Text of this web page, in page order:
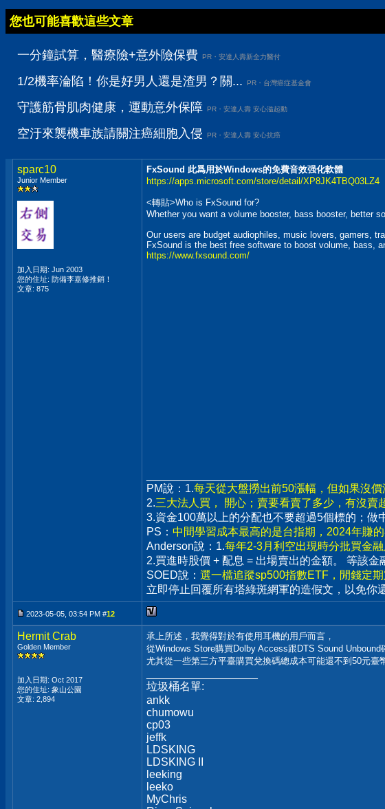
您也可能喜歡這些文章
一分鐘試算，醫療險+意外險保費 PR・安達人壽新全力醫付
1/2機率淪陷！你是好男人還是渣男？關... PR・台灣癌症基金會
守護筋骨肌肉健康，運動意外保障 PR・安達人壽 安心溢起動
空汙來襲機車族請關注癌細胞入侵 PR・安達人壽 安心抗癌
sparc10
Junior Member
加入日期: Jun 2003
您的住址: 防備李嘉修推銷！
文章: 875
FxSound 此爲用於Windows的免費音效强化軟體
https://apps.microsoft.com/store/detail/XP8JK4TBQ03LZ4
<轉貼>Who is FxSound for?
Whether you want a volume booster, bass booster, better
Our users are budget audiophiles, music lovers, gamers,
FxSound is the best free software to boost volume, bass,
https://www.fxsound.com/
PM說：1.每天從大盤撈出前50漲幅，但如果沒
2.三大法人買， 開心；賣要看賣了多少，有沒賣
3.資金100萬以上的分配也不要超過5個標的；做
PS： 中間學習成本最高的是台指期，2024年賺
Anderson說：1.每年2-3月利空出現時分批買金融
2.買進時股價 + 配息 = 出場賣出的金額。 等該金
SOED說： 選一檔追蹤sp500指數ETF，閒錢定
立即停止回覆所有塔綠斑網軍的造假文，以免你
2023-05-05, 03:54 PM #12
Hermit Crab
Golden Member
加入日期: Oct 2017
您的住址: 象山公園
文章: 2,894
承上所述，我覺得對於有使用耳機的用戶而言，
從Windows Store購買Dolby Access跟DTS Sound Unbound
尤其從一些第三方平臺購買兌換碼總成本可能還不到50元臺
垃圾桶名單:
ankk
chumowu
cp03
jeffk
LDSKING
LDSKING II
leeking
leeko
MyChris